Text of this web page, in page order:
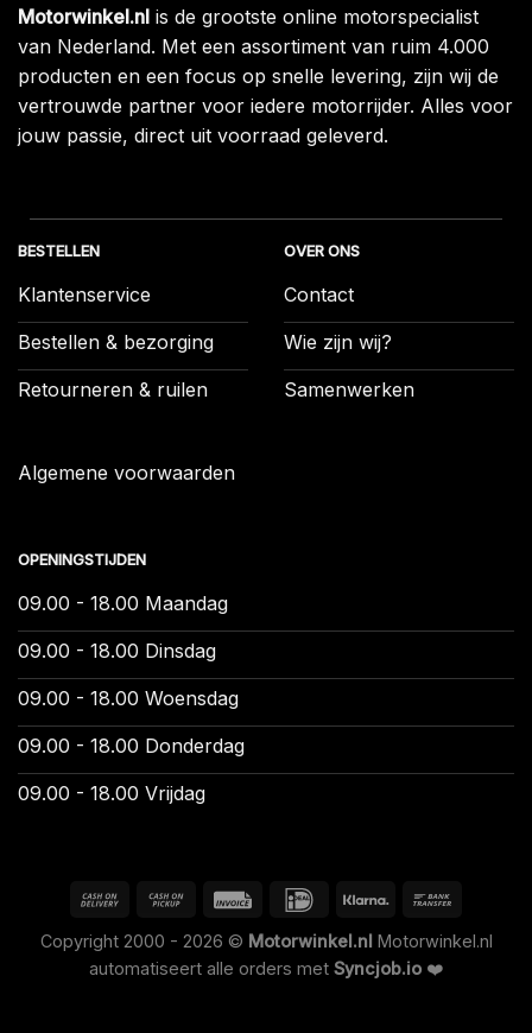
Motorwinkel.nl is de grootste online motorspecialist
van Nederland. Met een assortiment van ruim 4.000
producten en een focus op snelle levering, zijn wij de
vertrouwde partner voor iedere motorrijder. Alles voor
jouw passie, direct uit voorraad geleverd.
BESTELLEN
Klantenservice
Bestellen & bezorging
Retourneren & ruilen
Algemene voorwaarden
OVER ONS
Contact
Wie zijn wij?
Samenwerken
OPENINGSTIJDEN
09.00 - 18.00 Maandag
09.00 - 18.00 Dinsdag
09.00 - 18.00 Woensdag
09.00 - 18.00 Donderdag
09.00 - 18.00 Vrijdag
Copyright 2000 - 2026 © Motorwinkel.nl Motorwinkel.nl
automatiseert alle orders met Syncjob.io ❤️